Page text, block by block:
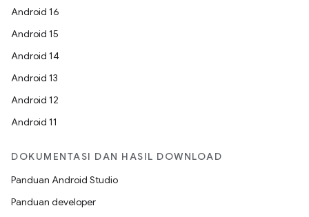
Android 16
Android 15
Android 14
Android 13
Android 12
Android 11
DOKUMENTASI DAN HASIL DOWNLOAD
Panduan Android Studio
Panduan developer